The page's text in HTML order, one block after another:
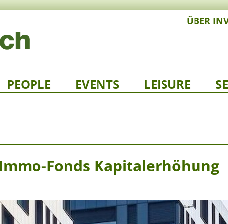
ÜBER
PEOPLE EVENTS LEISURE
Fonds Kapitalerhöhung